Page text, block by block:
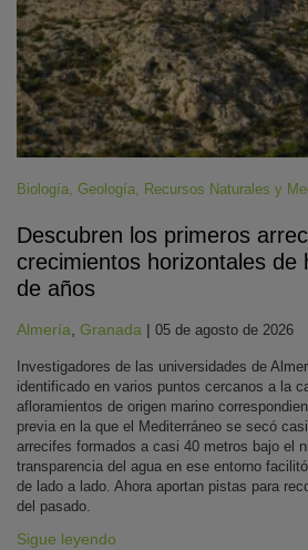
Biología, Geología, Recursos Naturales y
Descubren los primeros
crecimientos horizontales de
de años
Almería, Granada | 05 de agosto de 2026
Investigadores de las universidades de
identificado en varios puntos cercanos a la
afloramientos de origen marino
previa en la que el Mediterráneo se secó
arrecifes formados a casi 40 metros bajo el
transparencia del agua en ese entorno
de lado a lado. Ahora aportan pistas para
del pasado.
Sigue leyendo